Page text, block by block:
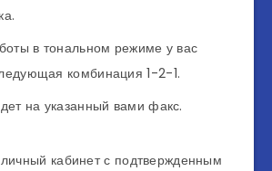
в тональном режиме у вас
комбинация 1-2-1.
на указанный вами факс.
кабинет с подтвержденным